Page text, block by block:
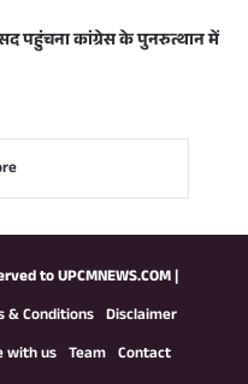
पहुंचना कांग्रेस के पुनरुत्थान में
toUPCMNEWS.COM|
& Conditions Disclaimer
with us Team Contact